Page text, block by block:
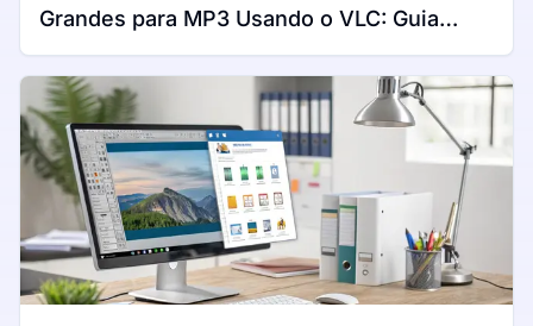
Grandes para MP3 Usando o VLC: Guia
Completo para Windows e Mac